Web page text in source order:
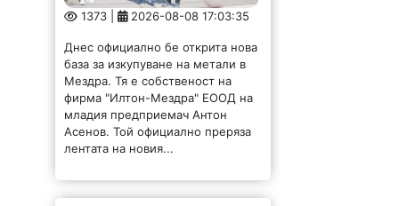
1373 | 2026-08-08 17:03:35
Днес официално бе открита нова
база за изкупуване на метали в
Мездра. Тя е собственост на
фирма "Илтон-Мездра" ЕООД на
младия предприемач Антон
Асенов. Той официално преряза
лентата на новия...